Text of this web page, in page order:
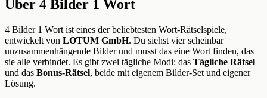
Über 4 Bilder 1 Wort
4 Bilder 1 Wort ist eines der beliebtesten Wort-Rätselspiele,
entwickelt von LOTUM GmbH. Du siehst vier scheinbar
unzusammenhängende Bilder und musst das eine Wort finden, das
sie alle verbindet. Es gibt zwei tägliche Modi: das Tägliche Rätsel
und das Bonus-Rätsel, beide mit eigenem Bilder-Set und eigener
Lösung.